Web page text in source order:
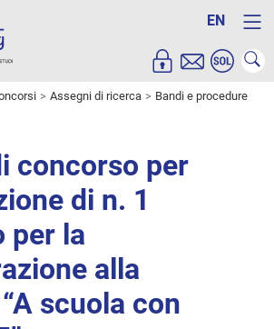
EN
Assegni di ricerca Bandi e procedure
concorso per
di n. 1
per la
alla
scuola con